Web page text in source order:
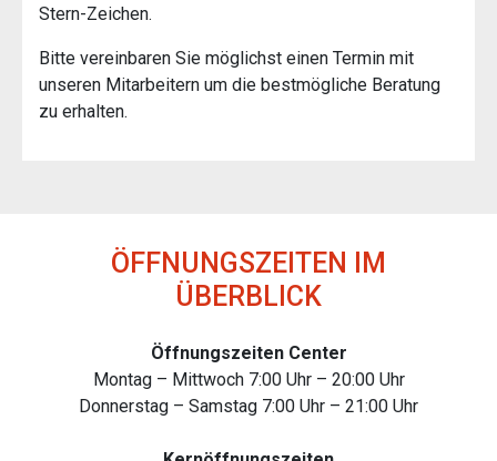
Stern-Zeichen.
Bitte vereinbaren Sie möglichst einen Termin mit
unseren Mitarbeitern um die bestmögliche Beratung
zu erhalten.
ÖFFNUNGSZEITEN IM
ÜBERBLICK
Öffnungszeiten Center
Montag – Mittwoch 7:00 Uhr – 20:00 Uhr
Donnerstag – Samstag 7:00 Uhr – 21:00 Uhr